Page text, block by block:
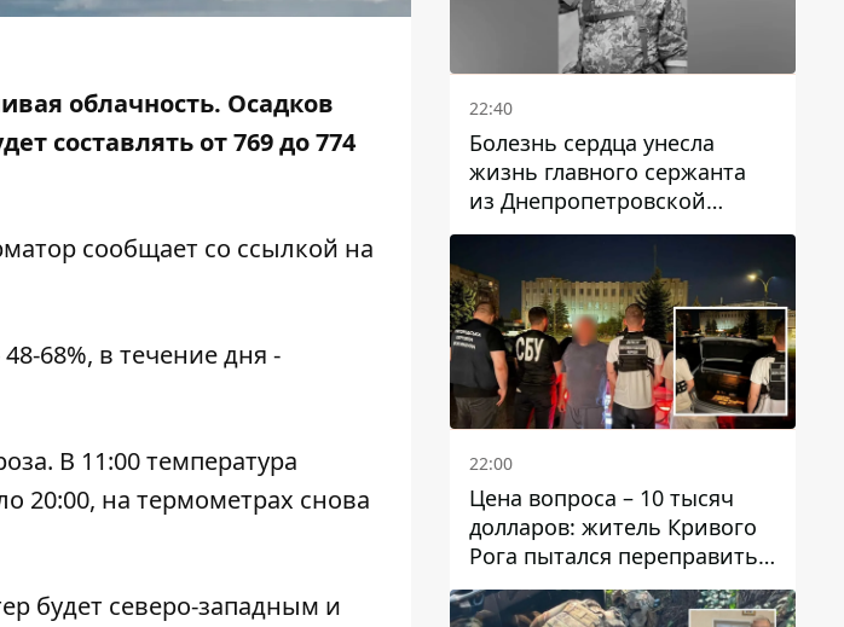
облачность. Осадков
составлять от 769 до 774
сообщает со ссылкой на
68%, в течение дня -
В 11:00 температура
20:00, на термометрах снова
будет северо-западным и
22:40
Болезнь сердца унесла
жизнь главного сержанта
из Днепропетровской
области Юрия Свистуна
22:00
Цена вопроса – 10 тысяч
долларов: житель Кривого
Рога пытался переправить
мужчину в Словакию